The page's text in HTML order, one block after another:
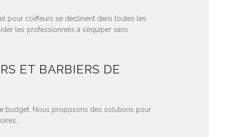
pour coiffeurs se déclinent dans toutes les
les professionnels à s’équiper sans
ET BARBIERS DE
budget. Nous proposons des solutions pour